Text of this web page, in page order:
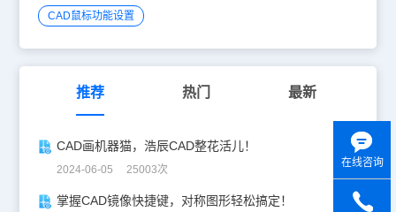
CAD鼠标功能设置
推荐 热门 最新
CAD画机器猫，浩辰CAD整花活儿！
2024-06-05 25003次
掌握CAD镜像快捷键，对称图形轻松搞定！
在线咨询